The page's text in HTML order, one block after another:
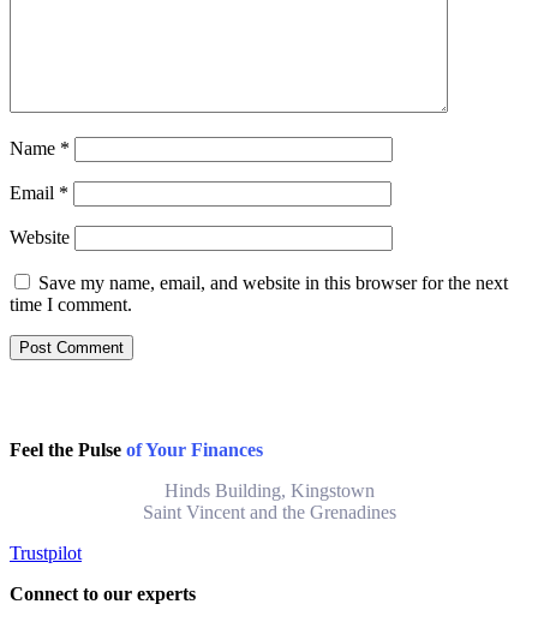
Name *
Email *
Website
Save my name, email, and website in this browser for the next
time I comment.
Feel the Pulse of Your Finances
Hinds Building, Kingstown
Saint Vincent and the Grenadines
Trustpilot
Connect to our experts